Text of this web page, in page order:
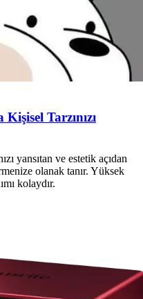
Tarzınızı
yansıtan ve estetik açıdan
olanak tanır. Yüksek
kolaydır.